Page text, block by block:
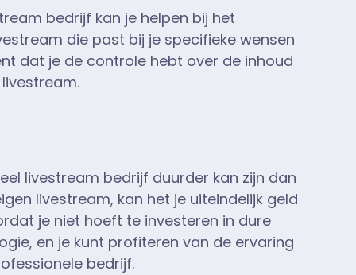
bedrijf kan je helpen bij het
die past bij je specifieke wensen
dat je de controle hebt over de inhoud
livestream bedrijf duurder kan zijn dan
livestream, kan het je uiteindelijk geld
je niet hoeft te investeren in dure
en je kunt profiteren van de ervaring
bedrijf.